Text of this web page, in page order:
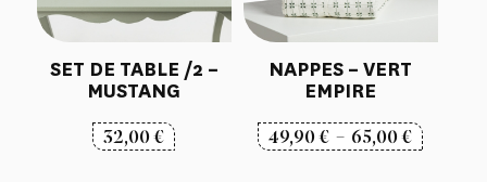
SET DE TABLE /2 –
MUSTANG
32,00€
NAPPES – VERT
EMPIRE
49,90€ – 65,00€Plage